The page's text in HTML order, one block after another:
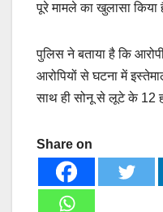
पूरे मामले का खुलासा किया
पुलिस ने बताया है कि
आरोपियों से घटना में
साथ ही सोनू से लूटे के 12
Share on